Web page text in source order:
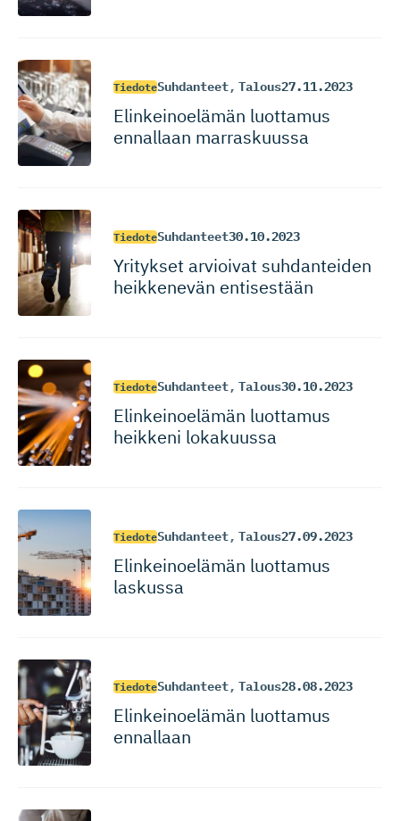
TiedoteSuhdanteet, Talous27.11.2023
Elinkeinoelämän luottamus
ennallaan marraskuussa
TiedoteSuhdanteet30.10.2023
Yritykset arvioivat suhdanteiden
heikkenevän entisestään
TiedoteSuhdanteet, Talous30.10.2023
Elinkeinoelämän luottamus
heikkeni lokakuussa
TiedoteSuhdanteet, Talous27.09.2023
Elinkeinoelämän luottamus
laskussa
TiedoteSuhdanteet, Talous28.08.2023
Elinkeinoelämän luottamus
ennallaan